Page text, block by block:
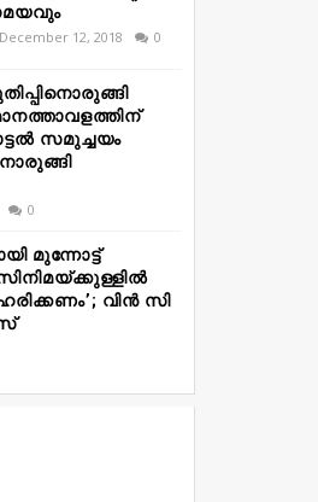
12, 2018 0
സമുച്ചയം
0
മുന്നോട്ട്
വിൻ സി